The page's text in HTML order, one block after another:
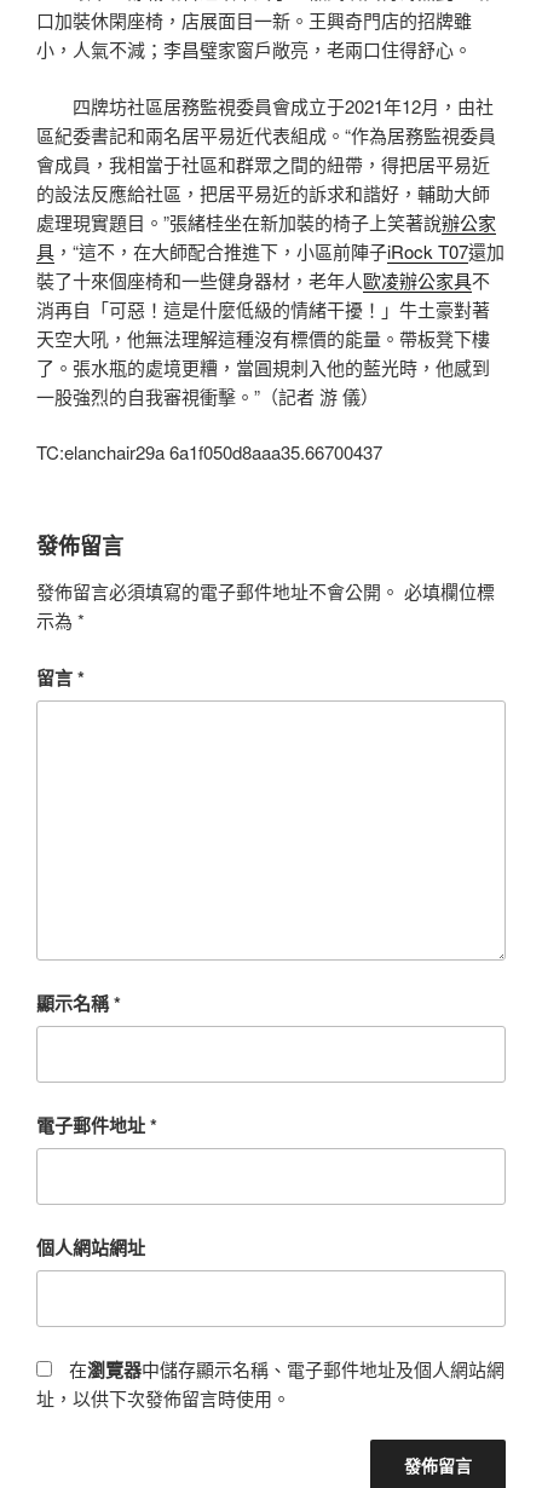
口加裝休閑座椅，店展面目一新。王興奇門店的招牌雖
小，人氣不減；李昌璧家窗戶敞亮，老兩口住得舒心。
四牌坊社區居務監視委員會成立于2021年12月，由社
區紀委書記和兩名居平易近代表組成。“作為居務監視委員
會成員，我相當于社區和群眾之間的紐帶，得把居平易近
的設法反應給社區，把居平易近的訴求和諧好，輔助大師
處理現實題目。”張緒桂坐在新加裝的椅子上笑著說辦公家
具 ，“這不，在大師配合推進下，小區前陣子iRock T07還加
裝了十來個座椅和一些健身器材，老年人歐凌辦公家具不
消再自「可惡！這是什麼低級的情緒干擾！」牛土豪對著
天空大吼，他無法理解這種沒有標價的能量。帶板凳下樓
了。張水瓶的處境更糟，當圓規刺入他的藍光時，他感到
一股強烈的自我審視衝擊。”（記者 游 儀）
TC:elanchair29a 6a1f050d8aaa35.66700437
發佈留言
發佈留言必須填寫的電子郵件地址不會公開。 必填欄位標
示為 *
留言*
顯示名稱*
電子郵件地址*
個人網站網址
在瀏覽器中儲存顯示名稱、電子郵件地址及個人網站網
址，以供下次發佈留言時使用。